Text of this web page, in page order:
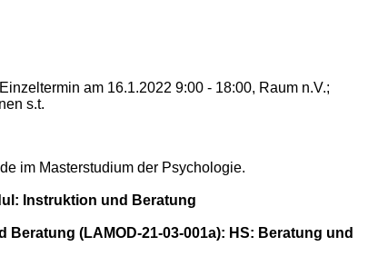
am 16.1.2022 9:00 - 18:00, Raum n.V.;
s.t.
im Masterstudium der Psychologie.
Instruktion und Beratung
(LAMOD-21-03-001a): HS: Beratung und